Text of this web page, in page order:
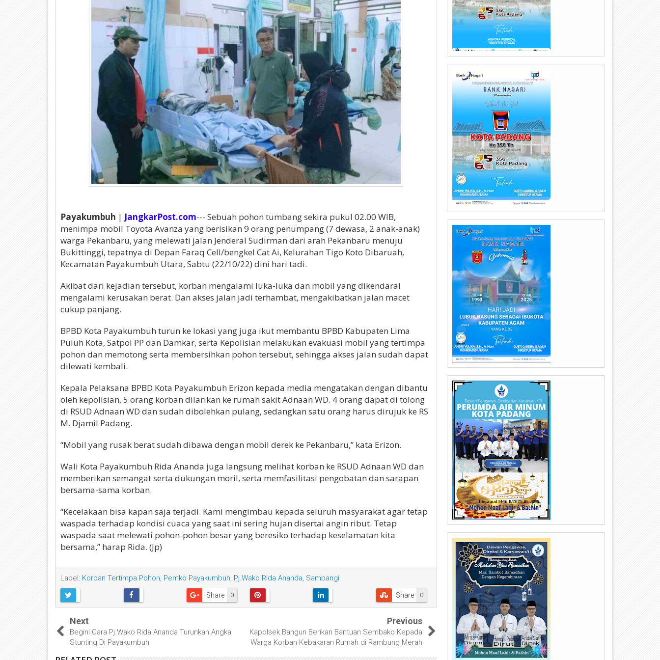
Payakumbuh | JangkarPost.com--- Sebuah pohon tumbang sekira pukul 02.00 WIB,
menimpa mobil Toyota Avanza yang berisikan 9 orang penumpang (7 dewasa, 2 anak-anak)
warga Pekanbaru, yang melewati jalan Jenderal Sudirman dari arah Pekanbaru menuju
Bukittinggi, tepatnya di Depan Faraq Cell/bengkel Cat Ai, Kelurahan Tigo Koto Dibaruah,
Kecamatan Payakumbuh Utara, Sabtu (22/10/22) dini hari tadi.
Akibat dari kejadian tersebut, korban mengalami luka-luka dan mobil yang dikendarai
mengalami kerusakan berat. Dan akses jalan jadi terhambat, mengakibatkan jalan macet
cukup panjang.
BPBD Kota Payakumbuh turun ke lokasi yang juga ikut membantu BPBD Kabupaten Lima
Puluh Kota, Satpol PP dan Damkar, serta Kepolisian melakukan evakuasi mobil yang tertimpa
pohon dan memotong serta membersihkan pohon tersebut, sehingga akses jalan sudah dapat
dilewati kembali.
Kepala Pelaksana BPBD Kota Payakumbuh Erizon kepada media mengatakan dengan dibantu
oleh kepolisian, 5 orang korban dilarikan ke rumah sakit Adnaan WD. 4 orang dapat di tolong
di RSUD Adnaan WD dan sudah dibolehkan pulang, sedangkan satu orang harus dirujuk ke RS
M. Djamil Padang.
“Mobil yang rusak berat sudah dibawa dengan mobil derek ke Pekanbaru,” kata Erizon.
Wali Kota Payakumbuh Rida Ananda juga langsung melihat korban ke RSUD Adnaan WD dan
memberikan semangat serta dukungan moril, serta memfasilitasi pengobatan dan sarapan
bersama-sama korban.
“Kecelakaan bisa kapan saja terjadi. Kami mengimbau kepada seluruh masyarakat agar tetap
waspada terhadap kondisi cuaca yang saat ini sering hujan disertai angin ribut. Tetap
waspada saat melewati pohon-pohon besar yang beresiko terhadap keselamatan kita
bersama,” harap Rida. (Jp)
Label: Korban Tertimpa Pohon Pemko Payakumbuh Pj.Wako Rida Ananda Sambangi
0
Share 0
Share
Next
Begini Cara Pj.Wako Rida Ananda Turunkan Angka
Stunting Di Payakumbuh
Previous
Kapolsek Bangun Berikan Bantuan Sembako Kepada
Warga Korban Kebakaran Rumah di Rambung Merah